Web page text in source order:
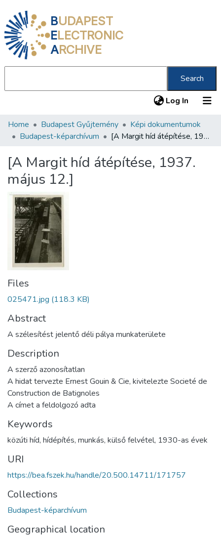
BUDAPEST
ELECTRONIC
ARCHIVE
Search
Log In (current)
Communities & Collections
Statistics
About us
Home Budapest Gyűjtemény
Képi dokumentumok
Budapest-képarchívum
[A Margit híd átépítése, 1937. május 12.]
[A Margit híd átépítése, 1937.
május 12.]
Files
025471.jpg (118.3 KB)
Abstract
A szélesítést jelentő déli pálya munkaterülete
Description
A szerző azonosítatlan
A hidat tervezte Ernest Gouin & Cie, kivitelezte Societé de
Construction de Batignoles
A címet a feldolgozó adta
Keywords
közúti híd, hídépítés, munkás, külső felvétel, 1930-as évek
URI
https://bea.fszek.hu/handle/20.500.14711/171757
Collections
Budapest-képarchívum
Geographical location